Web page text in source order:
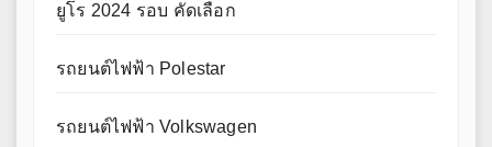
ยูโร 2024 รอบ คัดเลือก
รถยนต์ไฟฟ้า Polestar
รถยนต์ไฟฟ้า Volkswagen